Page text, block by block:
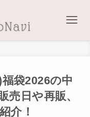
袋2026の中
売日や再販、
介！